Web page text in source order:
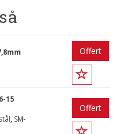
Offert
15
SM-
Offert